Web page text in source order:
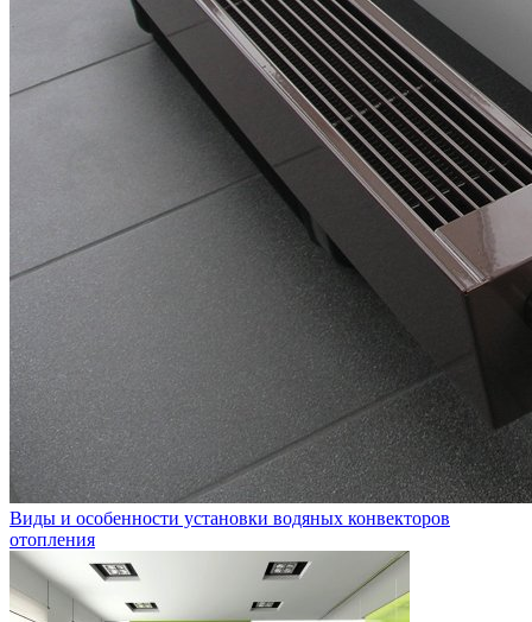
Виды и особенности установки водяных конвекторов
отопления